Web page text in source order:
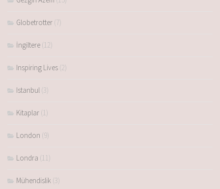
Globetrotter (7)
İngiltere (12)
Inspiring Lives (2)
Istanbul (3)
Kitaplar (1)
London (9)
Londra (11)
Mühendislik (3)